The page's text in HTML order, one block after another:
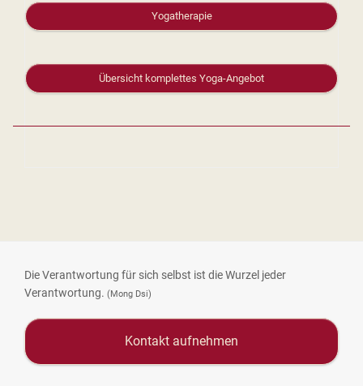
Yogatherapie
Übersicht komplettes Yoga-Angebot
Die Verantwortung für sich selbst ist die Wurzel jeder
Verantwortung. (Mong Dsi)
Kontakt aufnehmen